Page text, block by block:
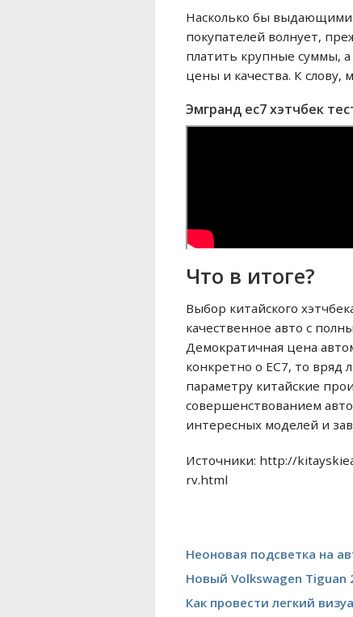
Насколько бы
покупателей волнует,
платить крупные суммы,
цены и качества. К слову,
Эмгранд ес7 хэтчбек
Что в итоге?
Выбор китайского
качественное авто с
Демократичная цена
конкретно о EC7, то
параметру китайские
совершенствованием
интересных моделей и
Источники: http://
rv.html
Неоновая подсветка на
Новый Volkswagen Tiguan
Как провести легкий